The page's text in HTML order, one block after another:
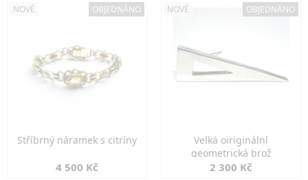
NOVÉ OBJEDNÁNO
Stříbrný náramek s citríny
4 500 Kč
NOVÉ OBJEDNÁNO
Velká oiriginální
geometrická brož
2 300 Kč